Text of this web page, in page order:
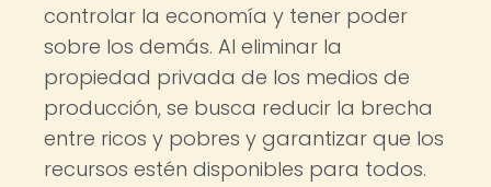
controlar la economía y tener poder
sobre los demás. Al eliminar la
propiedad privada de los medios de
producción, se busca reducir la brecha
entre ricos y pobres y garantizar que los
recursos estén disponibles para todos.